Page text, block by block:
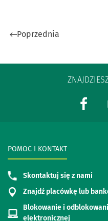
Poprzednia
POMOC I KONTAKT
Skontaktuj się z nami
Znajdź placówkę lub
Blokowanie i
elektronicznej